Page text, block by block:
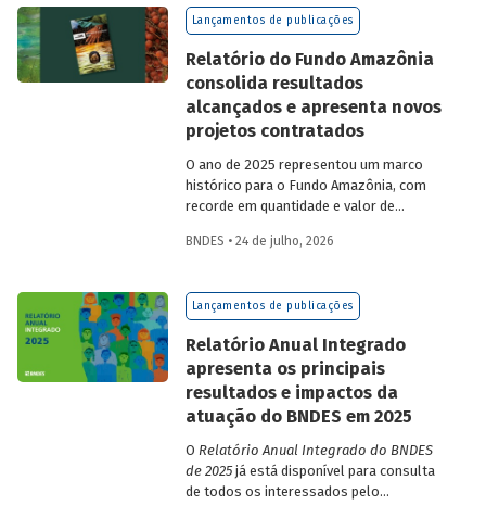
Lançamentos de publicações
Relatório do Fundo Amazônia
consolida resultados
alcançados e apresenta novos
projetos contratados
O ano de 2025 representou um marco
histórico para o Fundo Amazônia, com
recorde em quantidade e valor de
desembolsos: foram 22 operações
bilhões, além de R$ 387 milhões
desembolsados. Ainda no período, foram
BNDES • 24 de julho, 2026
Lançamentos de publicações
Relatório Anual Integrado
apresenta os principais
resultados e impactos da
atuação do BNDES em 2025
O Relatório Anual Integrado do BNDES
de 2025já está disponível para consulta
de todos os interessados pelo